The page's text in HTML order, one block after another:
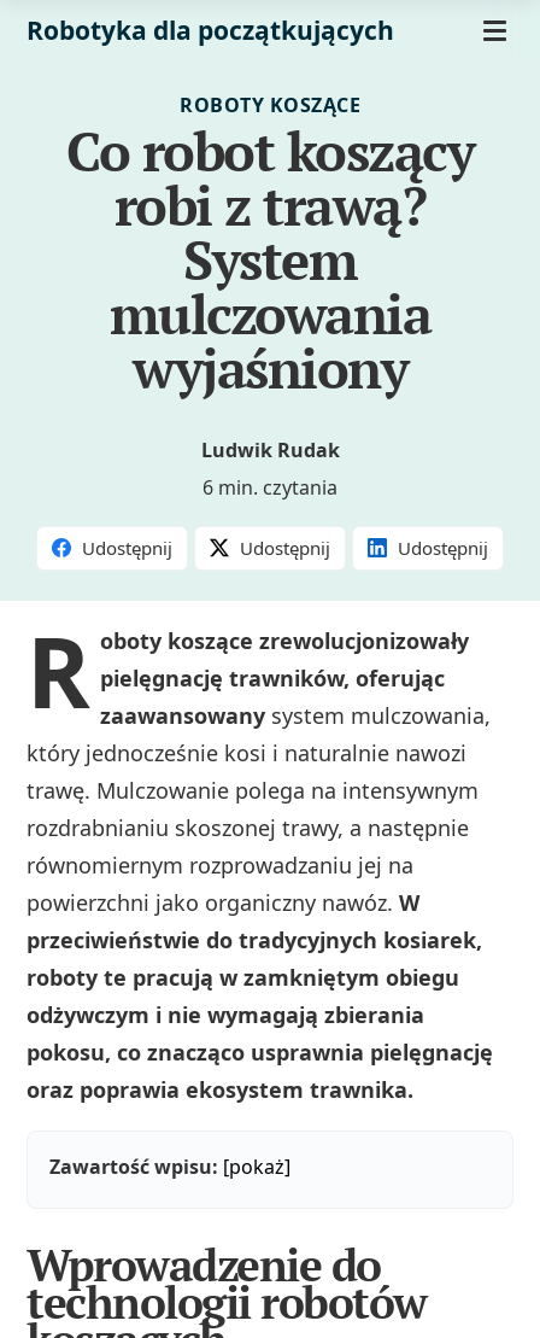
Robotyka dla początkujących
ROBOTY KOSZĄCE
Co robot koszący
robi z trawą?
System
mulczowania
wyjaśniony
Ludwik Rudak
6 min. czytania
Udostępnij Udostępnij Udostępnij
R oboty koszące zrewolucjonizowały
pielęgnację trawników, oferując
zaawansowany system mulczowania,
który jednocześnie kosi i naturalnie nawozi
trawę. Mulczowanie polega na intensywnym
rozdrabnianiu skoszonej trawy, a następnie
równomiernym rozprowadzaniu jej na
powierzchni jako organiczny nawóz.W
przeciwieństwie do tradycyjnych kosiarek,
roboty te pracują w zamkniętym obiegu
odżywczym i nie wymagają zbierania
pokosu, co znacząco usprawnia pielęgnację
oraz poprawia ekosystem trawnika.
Zawartość wpisu: [pokaż]
Wprowadzenie do
technologii robotów